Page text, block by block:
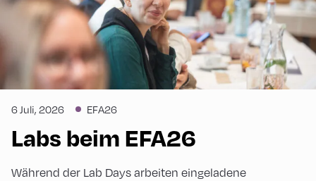
6 Juli, 2026 EFA26
Labs beim EFA26
Während der Lab Days arbeiten eingeladene